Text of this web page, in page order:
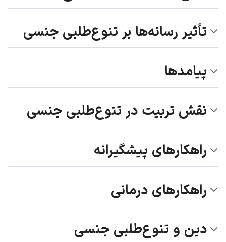
تأثیر رسانه‌ها بر تنوع‌طلبی جنسی
پیامدها
نقش تربیت در تنوع‌طلبی جنسی
راهکارهای پیشگیرانه
راهکارهای درمانی
دین و تنوع‌طلبی جنسی